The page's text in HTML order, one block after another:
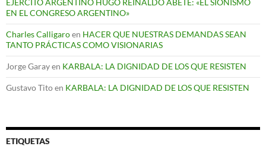
EJÉRCITO ARGENTINO HUGO REINALDO ABETE: «EL SIONISMO
EN EL CONGRESO ARGENTINO»
Charles Calligaroen HACER QUE NUESTRAS DEMANDAS SEAN
TANTO PRÁCTICAS COMO VISIONARIAS
Jorge Garayen KARBALA: LA DIGNIDAD DE LOS QUE RESISTEN
Gustavo Titoen KARBALA: LA DIGNIDAD DE LOS QUE RESISTEN
ETIQUETAS